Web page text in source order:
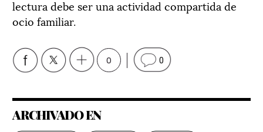
lectura debe ser una actividad compartida de
ocio familiar.
0 0
ARCHIVADO EN